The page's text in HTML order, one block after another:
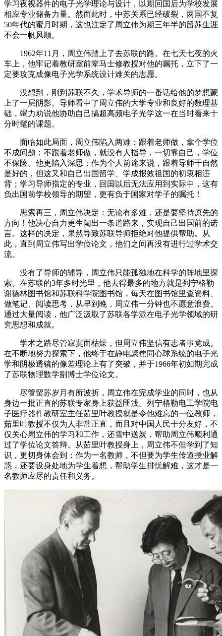
学习夜视器件的电子光学理论与设计，以期回国后为学校发展
相应专业储备力量。然而此时，中苏关系已经破裂，两国不复
50年代的蜜月时期，这也注定了周立伟为期三年半的留苏生涯
不会一帆风顺。
1962年11月，周立伟踏上了去苏联的路。在七天七夜的火
车上，他牢记着教研室前辈马士修教授对他的嘱托，立下了一
定要攻克成像电子光学系统设计难关的志愿。
没想到，刚到苏联不久，学术导师的一番话给他的梦想蒙
上了一层阴影。导师看中了周立伟的大学专业和良好的数理基
础，竭力劝说他协助自己搞超高频电子光学这一在当时看来十
分时髦的课题。
面临如此局面，周立伟陷入两难：跟着老师做，拿个学位
不成问题；不跟着老师做，就没有人指导，一切靠自己，学位
不保险。他更陷入深思：作为个人前途来说，跟着导师干自然
是好的，但这又和自己出国留学、学成报效祖国的初衷相违
背；学习导师指定的专业，回国以后无法应用到实际中，这有
负出国前学校领导的期望，更有负于国家对学子的嘱托！
思索再三，周立伟决定：无论有多难，还是要坚持原先的
方向！他决心自力更生闯出一条道路来，实现自己出国前的诺
言。这样的决定，果然导致苏联导师拒绝对他提供帮助。从
此，直到周立伟写出学位论文，他们之间再没有进行过学术交
流。
没有了导师的辅导，周立伟只能孤独地在科学的阵地里探
索。在苏联的3年多时光里，他去得最多的地方就是列宁格勒
谢德林图书馆和苏联科学院图书馆，每天在图书馆里查资料、
做笔记、阅读思考，从早到晚，周立伟一分钟也不愿意浪费。
通过大量阅读，他广泛汲取了苏联各学派在电子光学领域的研
究思想和成就。
学术之路尽管寂寞而枯燥，但周立伟坚信有志者事竟成。
在不断地努力探索下，他终于在静电聚焦同心球系统的电子光
学和阴极透镜的像差理论上有了突破，并于1966年初如期完成
了苏联物理数学副博士学位论文。
尽管留苏岁月有所波折，周立伟在完成学业的同时，也从
身边一批正直的苏联专家身上获益匪浅。列宁格勒电工学院电
子医疗器件教研室主任茹里叶教授就是令他难忘的一位教师，
茹里叶教授不仅为人非常正直，而且对中国人民十分友好，不
仅关心周立伟的学习和工作，还雪中送炭，帮助周立伟顺利通
过了学位论文答辩。从茹里叶教授身上，周立伟不但学到了知
识，更切身体会到：作为一名教师，不但要为学生传道授业解
惑，还要设身处地为学生着想，帮助学生排忧解难，这才是一
名教师应尽的责任和义务。